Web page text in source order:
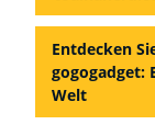
Entdecken
gogogadget:
Welt